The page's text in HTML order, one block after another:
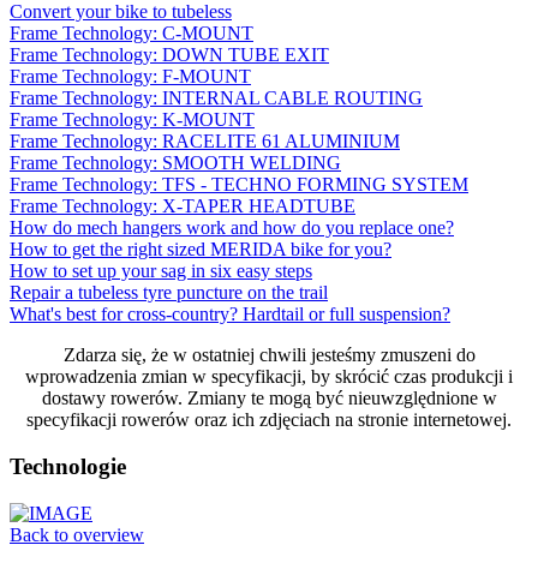
Convert your bike to tubeless
Frame Technology: C-MOUNT
Frame Technology: DOWN TUBE EXIT
Frame Technology: F-MOUNT
Frame Technology: INTERNAL CABLE ROUTING
Frame Technology: K-MOUNT
Frame Technology: RACELITE 61 ALUMINIUM
Frame Technology: SMOOTH WELDING
Frame Technology: TFS - TECHNO FORMING SYSTEM
Frame Technology: X-TAPER HEADTUBE
How do mech hangers work and how do you replace one?
How to get the right sized MERIDA bike for you?
How to set up your sag in six easy steps
Repair a tubeless tyre puncture on the trail
What's best for cross-country? Hardtail or full suspension?
Zdarza się, że w ostatniej chwili jesteśmy zmuszeni do
wprowadzenia zmian w specyfikacji, by skrócić czas produkcji i
dostawy rowerów. Zmiany te mogą być nieuwzględnione w
specyfikacji rowerów oraz ich zdjęciach na stronie internetowej.
Technologie
Back to overview